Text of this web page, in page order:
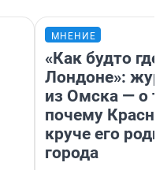
МНЕНИЕ
«Как будто
Лондоне»:
из Омска — о
почему
круче его
города